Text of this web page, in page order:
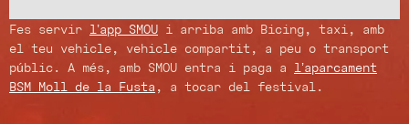
Fes servir l’app SMOU i arriba amb Bicing, taxi, amb
el teu vehicle, vehicle compartit, a peu o transport
públic. A més, amb SMOU entra i paga a l’aparcament
BSM Moll de la Fusta , a tocar del festival.